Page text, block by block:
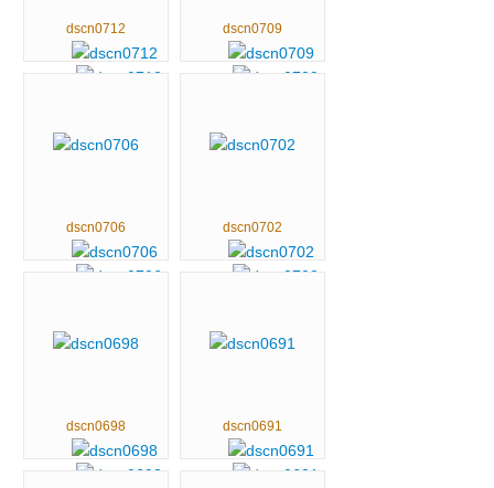
dscn0712 dscn0709
dscn0706 dscn0702
dscn0698 dscn0691